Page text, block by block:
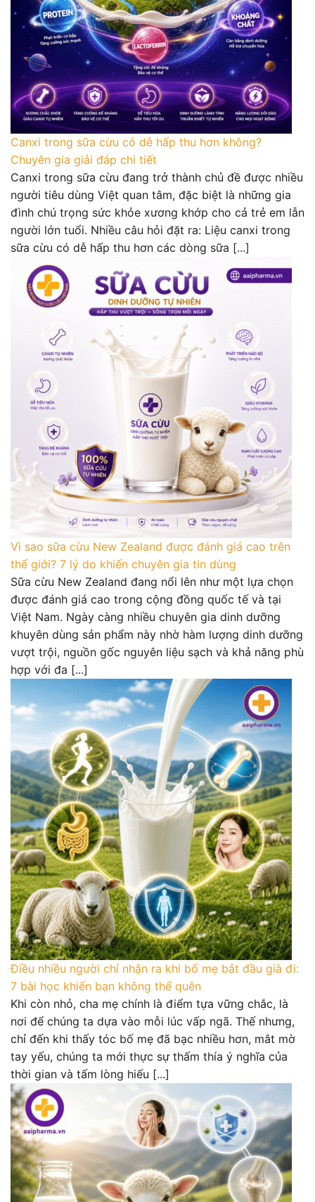
Canxi trong sữa cừu có dễ hấp thu hơn không?
Chuyên gia giải đáp chi tiết
Canxi trong sữa cừu đang trở thành chủ đề được nhiều
người tiêu dùng Việt quan tâm, đặc biệt là những gia
đình chú trọng sức khỏe xương khớp cho cả trẻ em lẫn
người lớn tuổi. Nhiều câu hỏi đặt ra: Liệu canxi trong
sữa cừu có dễ hấp thu hơn các dòng sữa [...]
Vì sao sữa cừu New Zealand được đánh giá cao trên
thế giới? 7 lý do khiến chuyên gia tin dùng
Sữa cừu New Zealand đang nổi lên như một lựa chọn
được đánh giá cao trong cộng đồng quốc tế và tại
Việt Nam. Ngày càng nhiều chuyên gia dinh dưỡng
khuyên dùng sản phẩm này nhờ hàm lượng dinh dưỡng
vượt trội, nguồn gốc nguyên liệu sạch và khả năng phù
hợp với đa [...]
Điều nhiều người chỉ nhận ra khi bố mẹ bắt đầu già đi:
7 bài học khiến bạn không thể quên
Khi còn nhỏ, cha mẹ chính là điểm tựa vững chắc, là
nơi để chúng ta dựa vào mỗi lúc vấp ngã. Thế nhưng,
chỉ đến khi thấy tóc bố mẹ đã bạc nhiều hơn, mắt mờ
tay yếu, chúng ta mới thực sự thấm thía ý nghĩa của
thời gian và tấm lòng hiếu [...]